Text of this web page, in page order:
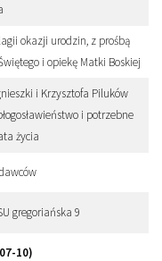
okazji urodzin, z prośbą
i opiekę Matki Boskiej
i Krzysztofa Piluków
i potrzebne
życia
gregoriańska 9
10)